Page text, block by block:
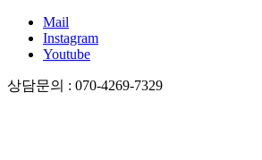
Mail
Instagram
Youtube
상담문의 : 070-4269-7329